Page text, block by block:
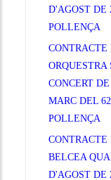
D'AGOST DE
POLLENÇA
CONCERT
MARC DEL
POLLENÇA
CONTRACTE
BELCEA
D'AGOST DE